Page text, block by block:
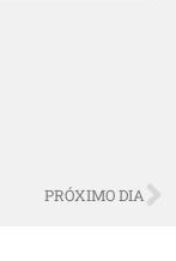
PRÓXIMO DIA